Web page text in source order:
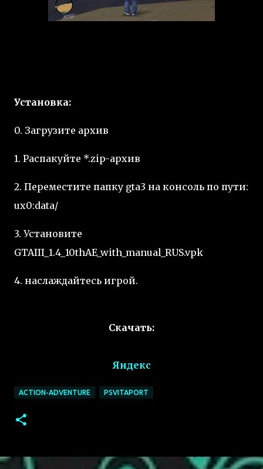
Установка:
0. Загрузите архив
1. Распакуйте *.zip-архив
2. Переместите папку gta3 на консоль по пути:
ux0:data/
3. Установите
GTAIII_1.4_10thAE_with_manual_RUS.vpk
4. наслаждайтесь игрой.
Скачать:
Яндекс
ACTION-ADVENTURE PSVITAPORT